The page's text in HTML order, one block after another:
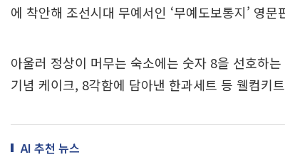
에 착안해 조선시대 무예서인 ‘무예도보통지’ 영문
아울러 정상이 머무는 숙소에는 숫자 8을 선호하
기념 케이크, 8각함에 담아낸 한과세트 등 웰컴키
AI 추천 뉴스